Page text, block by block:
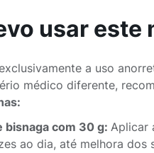
usar este
a uso
médico diferente,
bisnaga com 30 g: Aplicar
ao dia, até melhora